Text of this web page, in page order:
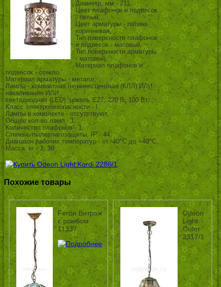
Диаметр, мм - 211,
Цвет плафонов и подвесок
- белый,
Цвет арматуры - патина
коричневая,
Тип поверхности плафонов
и подвесок - матовый,
Тип поверхности арматуры
- матовый,
Материал плафонов и
подвесок - стекло,
Материал арматуры - металл,
Лампы - компактная люминесцентная (КЛЛ) ИЛИ
накаливания ИЛИ
светодиодная (LED), цоколь E27; 220 В; 100 Вт, ,
Класс электробезопасности - I,
Лампы в комплекте - отсутствуют,
Общее кол-во ламп - 1,
Количество плафонов - 1,
Степень пылевлагозащиты, IP - 44,
Диапазон рабочих температур - от -40^C до +40^C,
Масса, кг - 1, 38
Похожие товары
Feron Витраж
с ромбом
11337
Odeon
Light
Outer
2317/1